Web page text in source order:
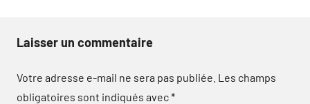
Laisser un commentaire
Votre adresse e-mail ne sera pas publiée. Les champs
obligatoires sont indiqués avec*